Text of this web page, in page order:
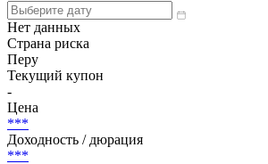
Нет данных
Страна риска
Перу
Текущий купон
-
Цена
***
Доходность / дюрация
***